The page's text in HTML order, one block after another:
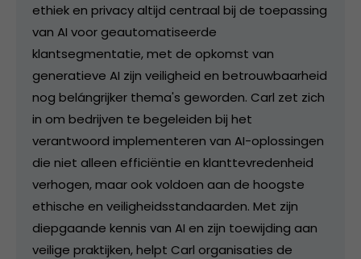
ethiek en privacy altijd centraal bij de toepassing
van AI voor geautomatiseerde
klantsegmentatie, met de opkomst van
generatieve AI zijn veiligheid en betrouwbaarheid
nog belángrijker thema's geworden. Carl zet zich
in om bedrijven te begeleiden bij het
verantwoord implementeren van AI-oplossingen
die niet alleen efficiëntie en klanttevredenheid
verhogen, maar ook voldoen aan de hoogste
ethische en veiligheidsstandaarden. Met zijn
diepgaande kennis van AI en zijn toewijding aan
veilige praktijken, helpt Carl organisaties de